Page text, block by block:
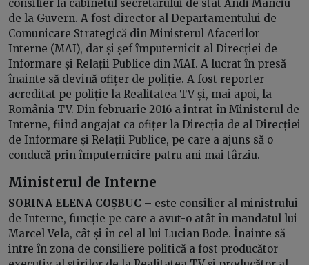
consilier la cabinetul secretarului de stat Andi Manciu
de la Guvern. A fost director al Departamentului de
Comunicare Strategică din Ministerul Afacerilor
Interne (MAI), dar și șef împuternicit al Direcției de
Informare și Relații Publice din MAI. A lucrat în presă
înainte să devină ofițer de poliție. A fost reporter
acreditat pe poliție la Realitatea TV și, mai apoi, la
România TV. Din februarie 2016 a intrat în Ministerul de
Interne, fiind angajat ca ofițer la Direcția de al Direcției
de Informare și Relații Publice, pe care a ajuns să o
conducă prin împuternicire patru ani mai târziu.
Ministerul de Interne
SORINA ELENA COȘBUC – este consilier al ministrului
de Interne, funcție pe care a avut-o atât în mandatul lui
Marcel Vela, cât și în cel al lui Lucian Bode. Înainte să
intre în zona de consiliere politică a fost producător